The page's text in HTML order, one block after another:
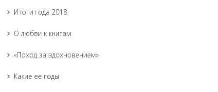
Итоги года 2018
О любви к книгам
«Поход за вдохновением»
Какие ее годы